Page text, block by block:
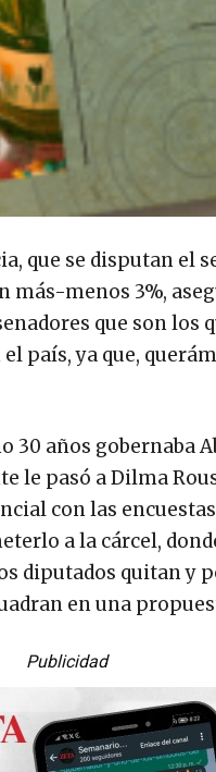
que se disputan el
menos 3%,
que son los
país, ya que,
30 años gobernaba
le pasó a Dilma
con las
a la cárcel,
diputados quitan y
en una
Publicidad